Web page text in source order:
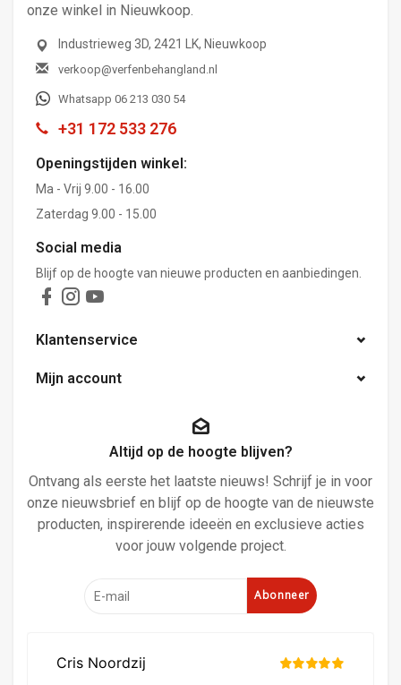
onze winkel in Nieuwkoop.
Industrieweg 3D, 2421 LK, Nieuwkoop
verkoop@verfenbehangland.nl
Whatsapp 06 213 030 54
+31 172 533 276
Openingstijden winkel:
Ma - Vrij 9.00 - 16.00
Zaterdag 9.00 - 15.00
Social media
Blijf op de hoogte van nieuwe producten en aanbiedingen.
Klantenservice
Mijn account
Altijd op de hoogte blijven?
Ontvang als eerste het laatste nieuws! Schrijf je in voor
onze nieuwsbrief en blijf op de hoogte van de nieuwste
producten, inspirerende ideeën en exclusieve acties
voor jouw volgende project.
Abonneer